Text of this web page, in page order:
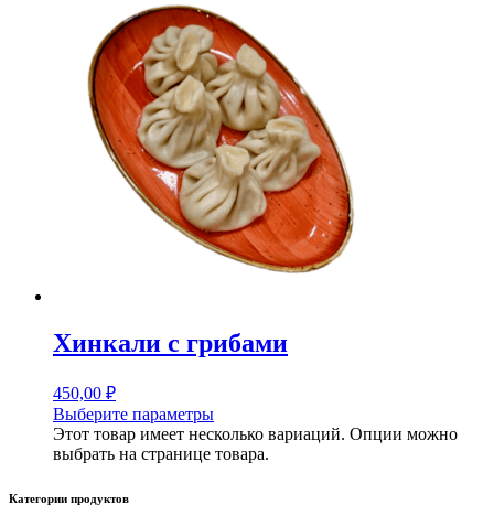
Хинкали с грибами
450,00 ₽
Выберите параметры
Этот товар имеет несколько вариаций. Опции можно
выбрать на странице товара.
Категории продуктов